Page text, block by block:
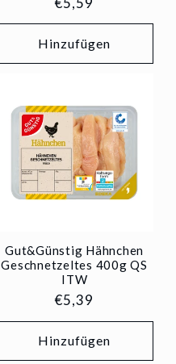
Preis
Hinzufügen
Gut&Günstig Hähnchen
Geschnetzeltes 400g QS
ITW
Normaler
Preis
€5,39
Hinzufügen